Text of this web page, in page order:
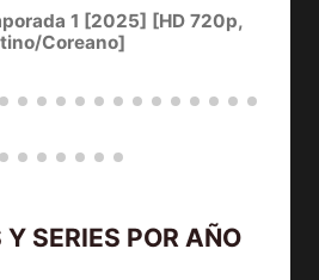
1 [2025] [HD 720p,
Coreano]
SERIES POR AÑO